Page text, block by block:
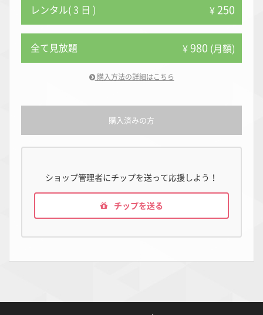
レンタル( 3 日 ) ¥250
全て見放題 ¥980 (月額)
購入方法の詳細はこちら
購入済みの方
ショップ管理者にチップを送って応援しよう！
チップを送る